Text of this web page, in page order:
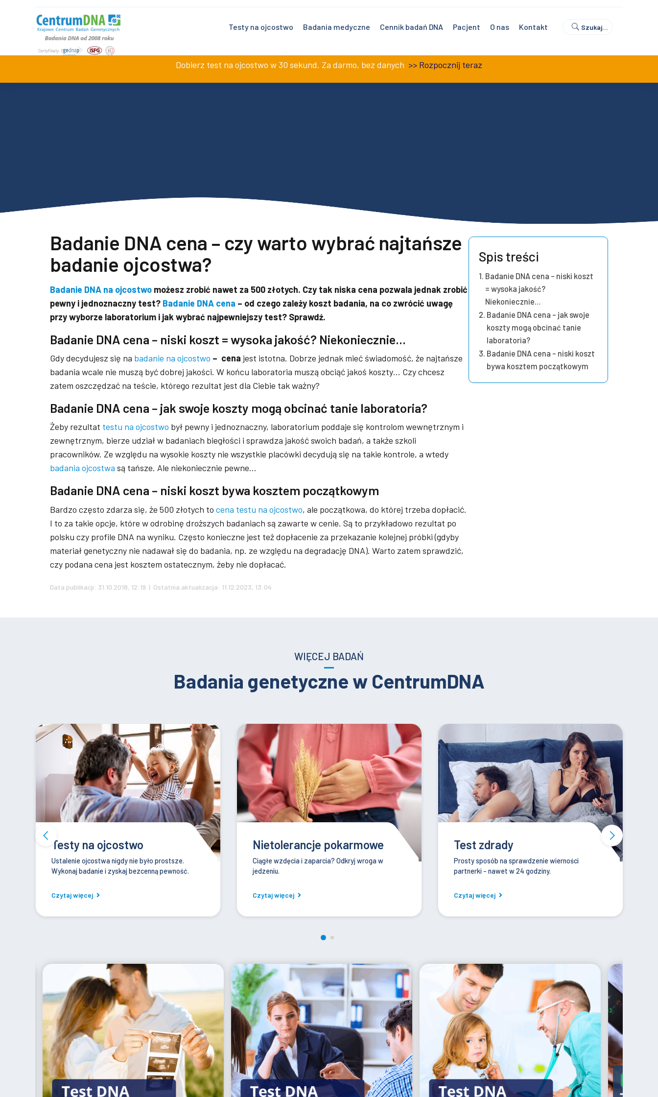
Szukaj…
Testy na ojcostwo Badania medyczne Cennik badań DNA Pacjent O nas Kontakt
Dobierz test na ojcostwo w 30 sekund. Za darmo, bez danych >> Rozpocznij teraz
Badanie DNA cena – czy warto wybrać najtańsze
badanie ojcostwa?
Badanie DNA na ojcostwo możesz zrobić nawet za 500 złotych. Czy tak niska cena pozwala jednak zrobić
pewny i jednoznaczny test? Badanie DNA cena – od czego zależy koszt badania, na co zwrócić uwagę
przy wyborze laboratorium i jak wybrać najpewniejszy test? Sprawdź.
Badanie DNA cena – niski koszt = wysoka jakość? Niekoniecznie…
Gdy decydujesz się na badanie na ojcostwo – cena jest istotna. Dobrze jednak mieć świadomość, że najtańsze
badania wcale nie muszą być dobrej jakości. W końcu laboratoria muszą obciąć jakoś koszty… Czy chcesz
zatem oszczędzać na teście, którego rezultat jest dla Ciebie tak ważny?
Badanie DNA cena – jak swoje koszty mogą obcinać tanie laboratoria?
Żeby rezultat testu na ojcostwo był pewny i jednoznaczny, laboratorium poddaje się kontrolom wewnętrznym i
zewnętrznym, bierze udział w badaniach biegłości i sprawdza jakość swoich badań, a także szkoli
pracowników. Ze względu na wysokie koszty nie wszystkie placówki decydują się na takie kontrole, a wtedy
badania ojcostwa są tańsze. Ale niekoniecznie pewne…
Badanie DNA cena – niski koszt bywa kosztem początkowym
Bardzo często zdarza się, że 500 złotych to cena testu na ojcostwo, ale początkowa, do której trzeba dopłacić.
I to za takie opcje, które w odrobinę droższych badaniach są zawarte w cenie. Są to przykładowo rezultat po
polsku czy profile DNA na wyniku. Często konieczne jest też dopłacenie za przekazanie kolejnej próbki (gdyby
materiał genetyczny nie nadawał się do badania, np. ze względu na degradację DNA). Warto zatem sprawdzić,
czy podana cena jest kosztem ostatecznym, żeby nie dopłacać.
Data publikacji: 31.10.2018, 12:19 | Ostatnia aktualizacja: 11.12.2023, 13:04
Spis treści
Badanie DNA cena – niski koszt
= wysoka jakość?
Niekoniecznie…
Badanie DNA cena – jak swoje
koszty mogą obcinać tanie
laboratoria?
Badanie DNA cena – niski koszt
bywa kosztem początkowym
WIĘCEJ BADAŃ
Badania genetyczne w CentrumDNA
Nietolerancje pokarmowe
Ciągłe wzdęcia i zaparcia? Odkryj wroga w
jedzeniu.
Czytaj więcej
Test zdrady
Prosty sposób na sprawdzenie wierności
partnerki - nawet w 24 godziny.
Czytaj więcej
Test na raka jelita grubego
Pragniesz cieszyć się życiem jak najdłużej, ale
obawiasz się kolonoskopii? Wykonaj ColoAlert!
Czytaj więcej